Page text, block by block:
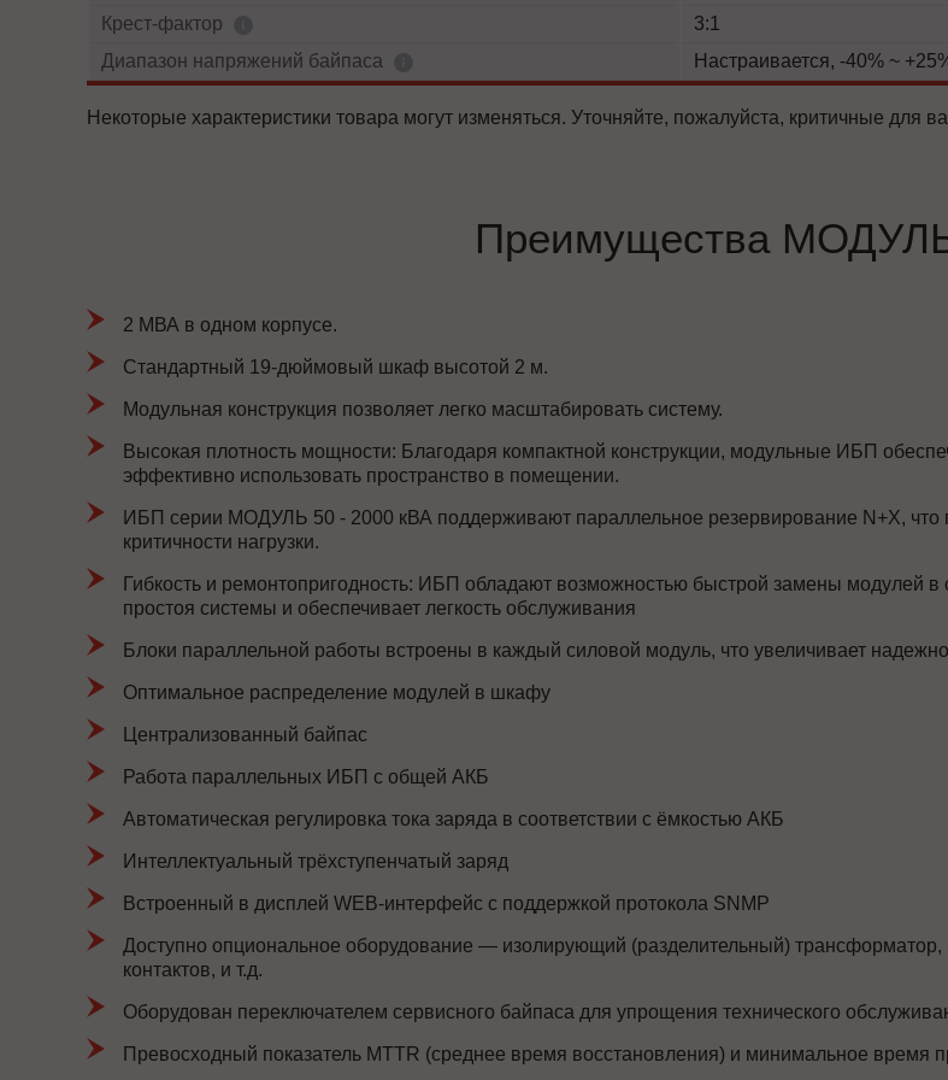
Крест-фактор
3:1
Диапазон напряжений байпаса
Настраивается, -40% ~
Некоторые характеристики товара могут изменяться. Уточняйте, пожалуйста, критичные для
Преимущества
2 МВА в одном корпусе.
Стандартный 19-дюймовый шкаф высотой 2 м.
Модульная конструкция позволяет легко масштабировать систему.
Высокая плотность мощности: Благодаря компактной конструкции, модульные ИБП
эффективно использовать пространство в помещении.
ИБП серии МОДУЛЬ 50 - 2000 кВА поддерживают параллельное резервирование N+X, что
критичности нагрузки.
Гибкость и ремонтопригодность: ИБП обладают возможностью быстрой замены модулей
простоя системы и обеспечивает легкость обслуживания
Блоки параллельной работы встроены в каждый силовой модуль, что увеличивает
Оптимальное распределение модулей в шкафу
Централизованный байпас
Работа параллельных ИБП с общей АКБ
Автоматическая регулировка тока заряда в соответствии с ёмкостью АКБ
Интеллектуальный трёхступенчатый заряд
Встроенный в дисплей WEB-интерфейс с поддержкой протокола SNMP
Доступно опциональное оборудование — изолирующий (разделительный)
контактов, и т.д.
Оборудован переключателем сервисного байпаса для упрощения технического
Превосходный показатель MTTR (среднее время восстановления) и минимальное время